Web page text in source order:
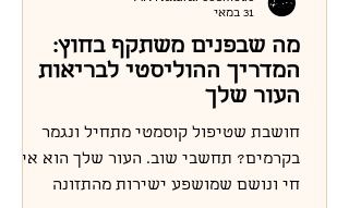
מה שבפנים משתקף בחוץ:
המדריך ההוליסטי לבריאות
העור שלך
חושבת שטיפול קוסמטי מתחיל ונגמר
בקרמים? תחשבי שוב. העור שלך הוא איבר
חי ונושם שמושפע ישירות מהתזונה
31 במאי